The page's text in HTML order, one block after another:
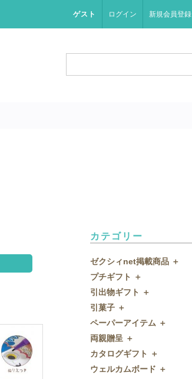
ゲスト ログイン 新規会員登録
カテゴリー
ゼクシィnet掲載商品 ＋
ゼクシィnet掲載商品
プチギフト ＋
プチギフト
ウェルカムプチギフト
アメニティ
キャンディー・金平糖
クッキー
スプーン
引出物ギフト ＋
引出物ギフト
グラス
タオル・石鹸・名披露目
ディズニーギフト
今治タオル
引菓子 ＋
引菓子
バウムクーヘン
洋菓子
和菓子
ペーパーアイテム ＋
ペーパーアイテム
招待状
席次表
両親贈呈 ＋
両親贈呈
ディズニーウェイトドール
カタログギフト ＋
カタログギフト
ウェルカムボード ＋